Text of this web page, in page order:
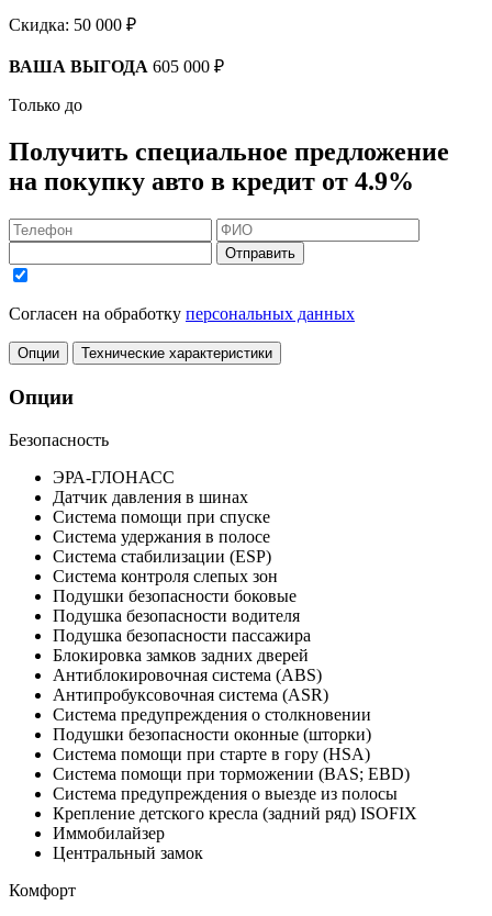
Скидка: 50 000 ₽
ВАША ВЫГОДА 605 000 ₽
Только до
Получить специальное предложение
на покупку авто в кредит от 4.9%
Отправить
Согласен на обработку персональных данных
Опции Технические характеристики
Опции
Безопасность
ЭРА-ГЛОНАСС
Датчик давления в шинах
Система помощи при спуске
Система удержания в полосе
Система стабилизации (ESP)
Система контроля слепых зон
Подушки безопасности боковые
Подушка безопасности водителя
Подушка безопасности пассажира
Блокировка замков задних дверей
Антиблокировочная система (ABS)
Антипробуксовочная система (ASR)
Система предупреждения о столкновении
Подушки безопасности оконные (шторки)
Система помощи при старте в гору (HSA)
Система помощи при торможении (BAS; EBD)
Система предупреждения о выезде из полосы
Крепление детского кресла (задний ряд) ISOFIX
Иммобилайзер
Центральный замок
Комфорт